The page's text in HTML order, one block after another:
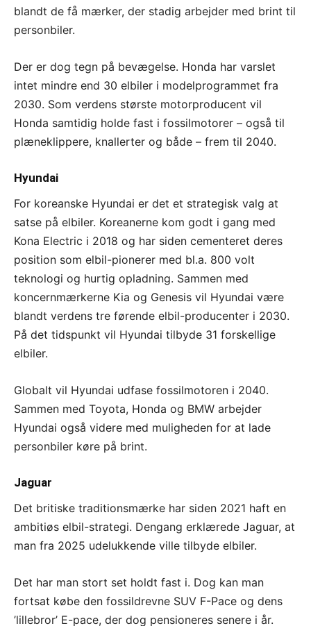
blandt de få mærker, der stadig arbejder med brint til
personbiler.
Der er dog tegn på bevægelse. Honda har varslet
intet mindre end 30 elbiler i modelprogrammet fra
2030. Som verdens største motorproducent vil
Honda samtidig holde fast i fossilmotorer – også til
plæneklippere, knallerter og både – frem til 2040.
Hyundai
For koreanske Hyundai er det et strategisk valg at
satse på elbiler. Koreanerne kom godt i gang med
Kona Electric i 2018 og har siden cementeret deres
position som elbil-pionerer med bl.a. 800 volt
teknologi og hurtig opladning. Sammen med
koncernmærkerne Kia og Genesis vil Hyundai være
blandt verdens tre førende elbil-producenter i 2030.
På det tidspunkt vil Hyundai tilbyde 31 forskellige
elbiler.
Globalt vil Hyundai udfase fossilmotoren i 2040.
Sammen med Toyota, Honda og BMW arbejder
Hyundai også videre med muligheden for at lade
personbiler køre på brint.
Jaguar
Det britiske traditionsmærke har siden 2021 haft en
ambitiøs elbil-strategi. Dengang erklærede Jaguar, at
man fra 2025 udelukkende ville tilbyde elbiler.
Det har man stort set holdt fast i. Dog kan man
fortsat købe den fossildrevne SUV F-Pace og dens
’lillebror’ E-pace, der dog pensioneres senere i år.